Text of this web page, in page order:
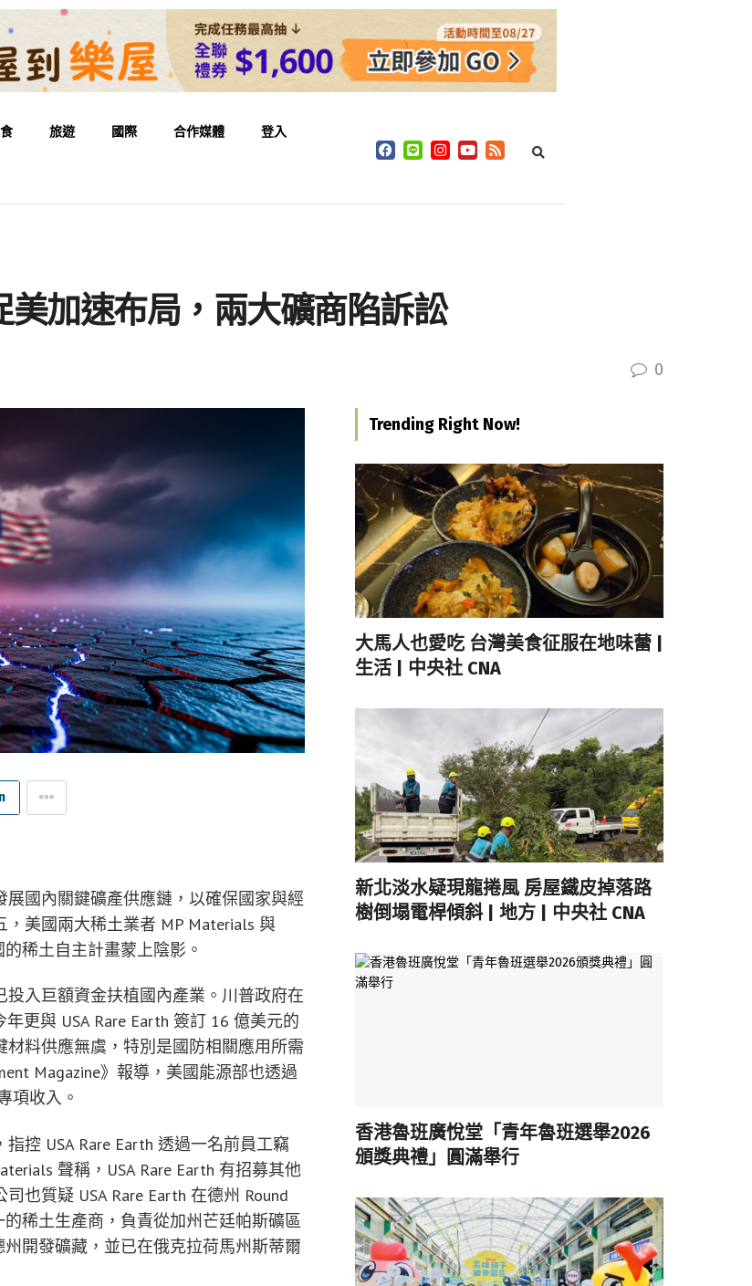
旅遊 國際 合作媒體 登入
加速布局，兩大礦商陷訴訟
0
國內關鍵礦產供應鏈，以確保國家與經
美國兩大稀土業者 MP Materials 與
稀土自主計畫蒙上陰影。
入巨額資金扶植國內產業。川普政府在
更與 USA Rare Earth 簽訂 16 億美元的
料供應無虞，特別是國防相關應用所需
Magazine》報導，美國能源部也透過
項收入。
控 USA Rare Earth 透過一名前員工竊
聲稱，USA Rare Earth 有招募其他
也質疑 USA Rare Earth 在德州 Round
稀土生產商，負責從加州芒廷帕斯礦區
開發礦藏，並已在俄克拉荷馬州斯蒂爾
Trending Right Now!
大馬人也愛吃 台灣美食征服在地味蕾 |
生活 | 中央社 CNA
新北淡水疑現龍捲風 房屋鐵皮掉落路
樹倒塌電桿傾斜 | 地方 | 中央社 CNA
香港魯班廣悅堂「青年魯班選舉2026
頒獎典禮」圓滿舉行